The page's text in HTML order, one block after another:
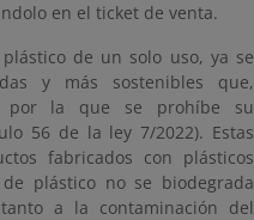
en el ticket de venta.
de un solo uso, ya se
y más sostenibles que,
por la que se prohíbe su
56 de la ley 7/2022). Estas
fabricados con plásticos
plástico no se biodegrada
a la contaminación del